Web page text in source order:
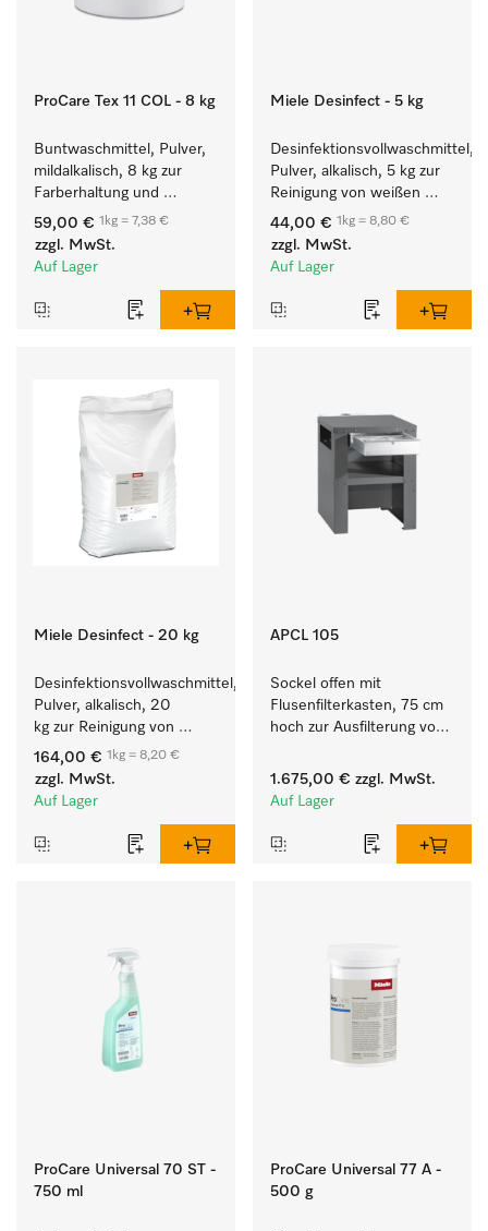
ProCare Tex 11 COL - 8 kg
Buntwaschmittel, Pulver,
mildalkalisch, 8 kg zur
Farberhaltung und
Reinigung von
Buntwäsche.
59,00 € 1kg = 7,38 €
zzgl. MwSt.
Auf Lager
Miele Desinfect - 5 kg
Desinfektionsvollwaschmittel,
Pulver, alkalisch, 5 kg zur
Reinigung von weißen
Textilien und farbechter
Buntwäsche.
44,00 € 1kg = 8,80 €
zzgl. MwSt.
Auf Lager
Miele Desinfect - 20 kg
Desinfektionsvollwaschmittel,
Pulver, alkalisch, 20
kg zur Reinigung von
weißen Textilien und
farbechter Buntwäsche.
164,00 € 1kg = 8,20 €
zzgl. MwSt.
Auf Lager
APCL 105
Sockel offen mit
Flusenfilterkasten, 75 cm
hoch zur Ausfilterung von
Partikeln aus der Lauge.
1.675,00 € zzgl. MwSt.
Auf Lager
ProCare Universal 70 ST -
750 ml
ProCare Universal 77 A -
500 g